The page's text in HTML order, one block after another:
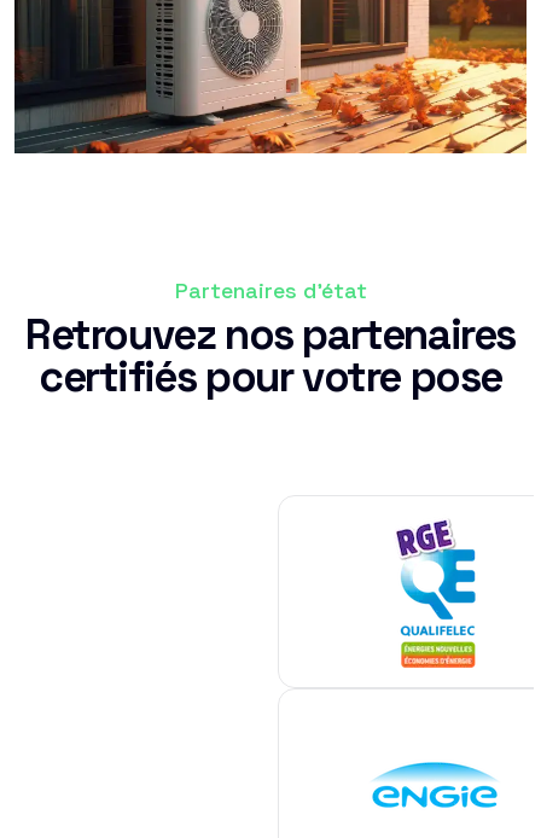
Partenaires d'état
Retrouvez nos partenaires
certifiés pour votre pose